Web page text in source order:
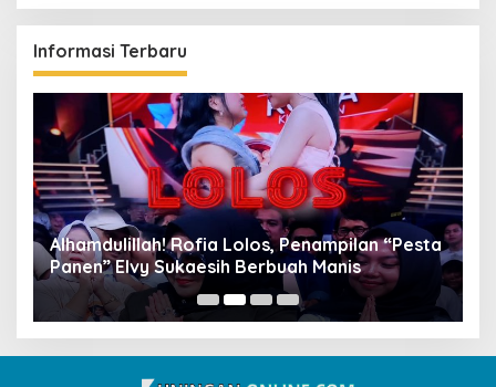
Informasi Terbaru
Alhamdulillah! Rofia Lolos, Penampilan “Pesta
Panen” Elvy Sukaesih Berbuah Manis